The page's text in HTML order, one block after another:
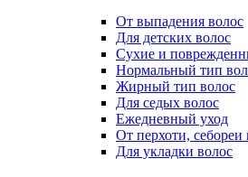
От выпадения волос
Для детских волос
Сухие и
Нормальный тип
Жирный тип волос
Для седых волос
Ежедневный уход
От перхоти,
Для укладки волос